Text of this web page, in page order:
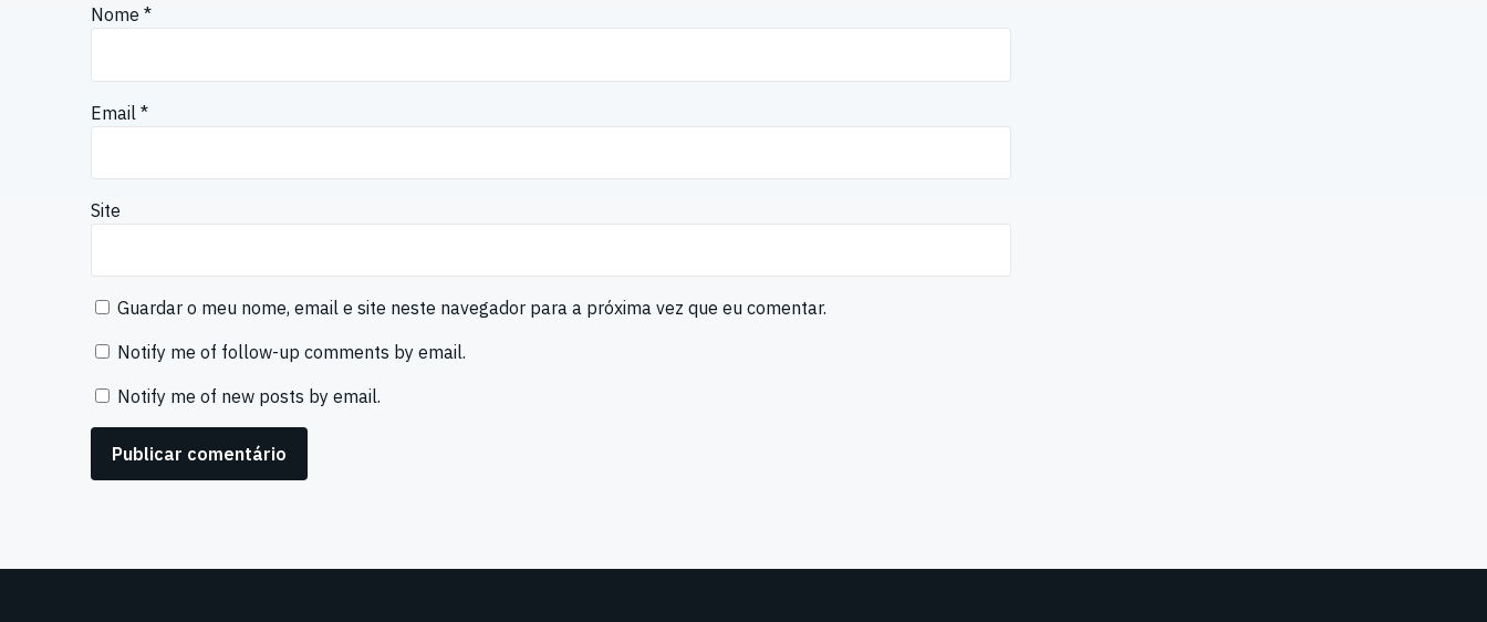
Nome *
Email *
Site
Guardar o meu nome, email e site neste navegador para a próxima vez que eu comentar.
Notify me of follow-up comments by email.
Notify me of new posts by email.